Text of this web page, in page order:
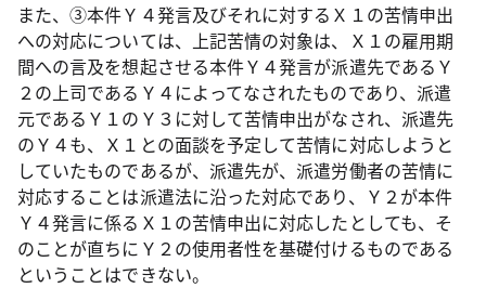
また、③本件Ｙ４発言及びそれに対するＸ１の苦情申出
への対応については、上記苦情の対象は、Ｘ１の雇用期
間への言及を想起させる本件Ｙ４発言が派遣先であるＹ
２の上司であるＹ４によってなされたものであり、派遣
元であるＹ１のＹ３に対して苦情申出がなされ、派遣先
のＹ４も、Ｘ１との面談を予定して苦情に対応しようと
していたものであるが、派遣先が、派遣労働者の苦情に
対応することは派遣法に沿った対応であり、Ｙ２が本件
Ｙ４発言に係るＸ１の苦情申出に対応したとしても、そ
のことが直ちにＹ２の使用者性を基礎付けるものである
ということはできない。